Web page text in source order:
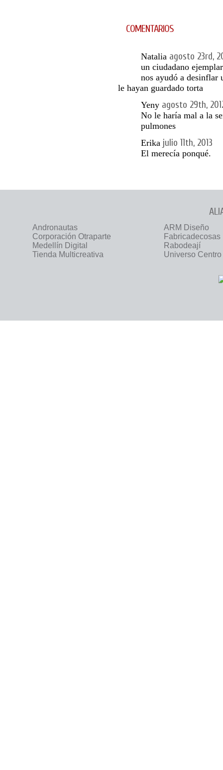
COMENTARIOS
Natalia agosto 23rd,
un ciudadano
nos ayudó a desinflar
le hayan guardado torta
Yeny agosto 29th,
No le haría mal a la
pulmones
Erika julio 11th, 2013
El merecía ponqué.
Andronautas
ARM Diseño
Corporación Otraparte
Fabricadecosas
Medellín Digital
Rabodeají
Tienda Multicreativa
Universo Centro